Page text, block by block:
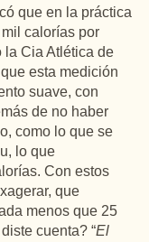
que en la práctica
calorías por
la Cia Atlética de
esta medición
suave, con
de no haber
como lo que se
lo que
Con estos
que
menos que 25
cuenta? “El